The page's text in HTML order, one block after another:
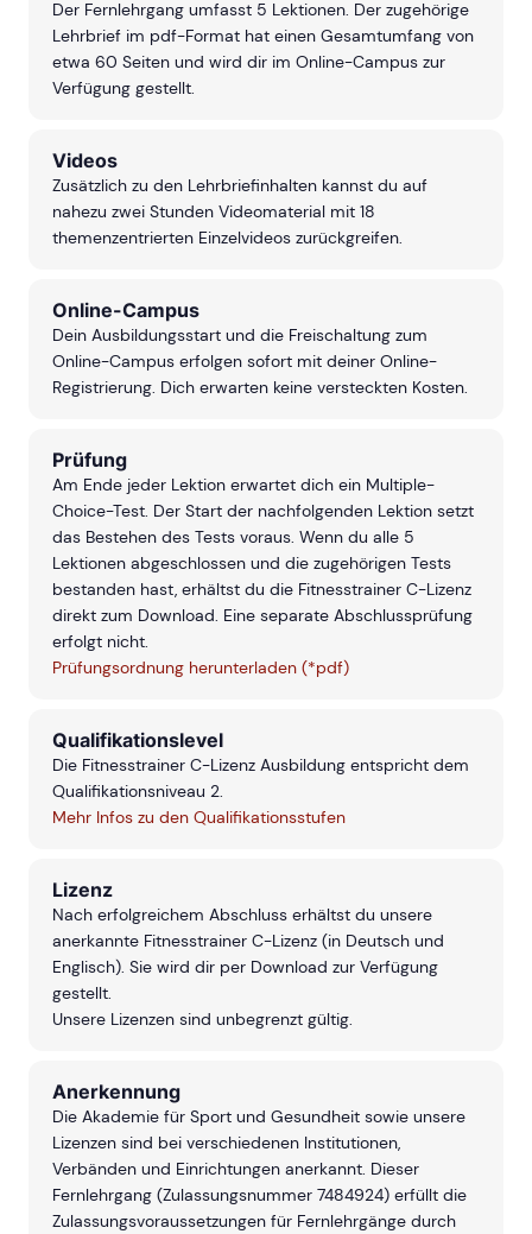
Der Fernlehrgang umfasst 5 Lektionen. Der zugehörige
Lehrbrief im pdf-Format hat einen Gesamtumfang von
etwa 60 Seiten und wird dir im Online-Campus zur
Verfügung gestellt.
Videos
Zusätzlich zu den Lehrbriefinhalten kannst du auf
nahezu zwei Stunden Videomaterial mit 18
themenzentrierten Einzelvideos zurückgreifen.
Online-Campus
Dein Ausbildungsstart und die Freischaltung zum
Online-Campus erfolgen sofort mit deiner Online-
Registrierung. Dich erwarten keine versteckten Kosten.
Prüfung
Am Ende jeder Lektion erwartet dich ein Multiple-
Choice-Test. Der Start der nachfolgenden Lektion setzt
das Bestehen des Tests voraus. Wenn du alle 5
Lektionen abgeschlossen und die zugehörigen Tests
bestanden hast, erhältst du die Fitnesstrainer C-Lizenz
direkt zum Download. Eine separate Abschlussprüfung
erfolgt nicht.
Prüfungsordnung herunterladen (*pdf)
Qualifikationslevel
Die Fitnesstrainer C-Lizenz Ausbildung entspricht dem
Qualifikationsniveau 2.
Mehr Infos zu den Qualifikationsstufen
Lizenz
Nach erfolgreichem Abschluss erhältst du unsere
anerkannte Fitnesstrainer C-Lizenz (in Deutsch und
Englisch). Sie wird dir per Download zur Verfügung
gestellt.
Unsere Lizenzen sind unbegrenzt gültig.
Anerkennung
Die Akademie für Sport und Gesundheit sowie unsere
Lizenzen sind bei verschiedenen Institutionen,
Verbänden und Einrichtungen anerkannt. Dieser
Fernlehrgang (Zulassungsnummer 7484924) erfüllt die
Zulassungsvoraussetzungen für Fernlehrgänge durch